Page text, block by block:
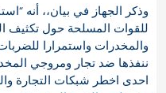
وذكر الجهاز في بيان،، أنه
للقوات المسلحة حول تكثيف
والمخدرات واستمرارا
ننفذها ضد تجار ومروجي
احدى اخطر شبكات التجارة